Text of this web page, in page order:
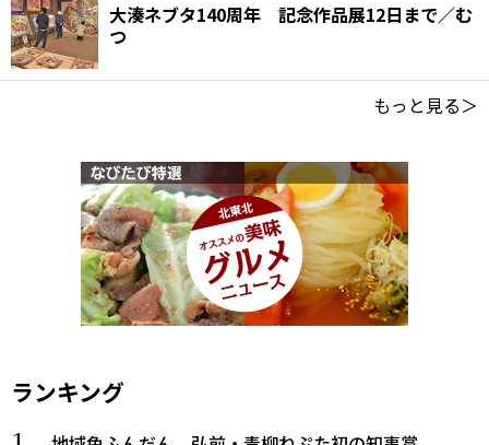
大湊ネブタ140周年 記念作品展12日まで／む
つ
もっと見る＞
ランキング